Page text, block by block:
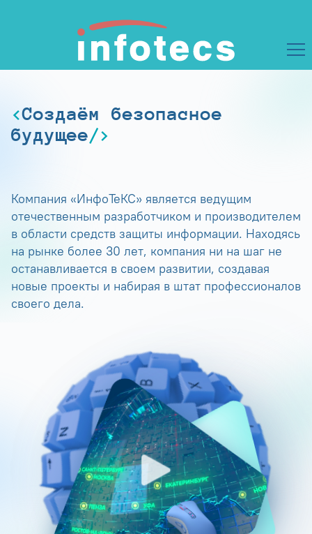
Создаём безопасное
будущее
Компания «ИнфоТеКС» является ведущим
отечественным разработчиком и производителем
в области средств защиты информации. Находясь
на рынке более 30 лет, компания ни на шаг не
останавливается в своем развитии, создавая
новые проекты и набирая в штат профессионалов
своего дела.